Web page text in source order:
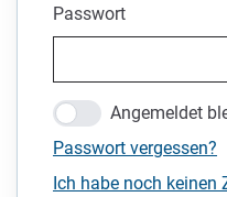
Passwort
Angemeldet
Passwort vergessen?
Ich habe noch keinen